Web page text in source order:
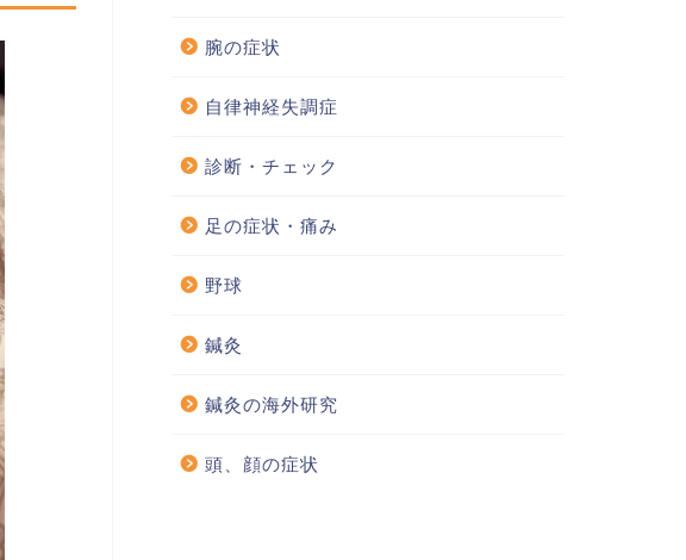
腕の症状
自律神経失調症
診断・チェック
足の症状・痛み
野球
鍼灸
鍼灸の海外研究
頭、顔の症状